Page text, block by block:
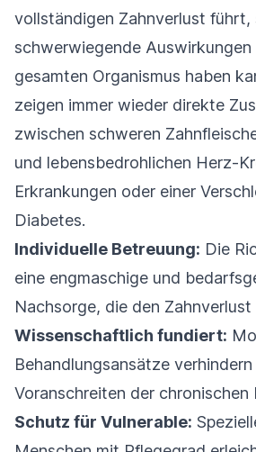
vollständigen Zahnverlust führt,
schwerwiegende Auswirkungen
gesamten Organismus haben
zeigen immer wieder direkte
zwischen schweren
und lebensbedrohlichen Herz-
Erkrankungen oder einer
Diabetes.
Individuelle Betreuung: Die
eine engmaschige und
Nachsorge, die den
Wissenschaftlich fundiert:
Behandlungsansätze
Voranschreiten der chronischen
Schutz für Vulnerable: